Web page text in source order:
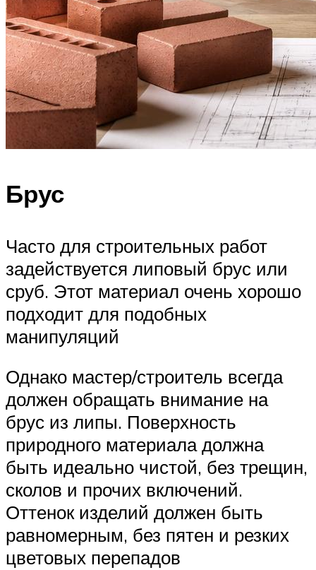
Брус
Часто для строительных работ
задействуется липовый брус или
сруб. Этот материал очень хорошо
подходит для подобных
манипуляций
Однако мастер/строитель всегда
должен обращать внимание на
брус из липы. Поверхность
природного материала должна
быть идеально чистой, без трещин,
сколов и прочих включений.
Оттенок изделий должен быть
равномерным, без пятен и резких
цветовых перепадов